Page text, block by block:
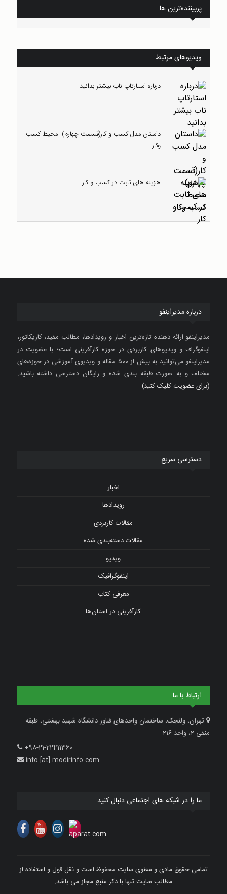
پربیننده‌ترین ها
ویدیوهای مرتبط
درباره استارتاپ ناب بیشتر بدانید
داستان مدل کسب و کار(قسمت چهارم)- محیط کسب
وکار
هزینه های ثابت در کسب و کار
درباره مدیراینفو
مدیراینفو ارائه دهنده تازه‌ترین اخبار و رویدادها، مطالب مفید، کاریکاتور،
اینفوگراف و ویدیوهای کاربردی در حوزه کارآفرینی است؛ با عضویت در
مدیراینفو می‌توانید به بیش از ۵۰۰ مقاله و ویدیوی آموزشی در حوزه‌های
مختلف و به صورت طبقه بندی شده و رایگان دسترسی داشته باشید.
(برای عضویت کلیک کنید)
دسترسی سریع
اخبار
رویدادها
مقالات کاربردی
مقالات دسته‌بندی شده
ویدیو
اینفوگرافیک
معرفی کتاب
کارآفرینی در استان‌ها
ارتباط با ما
تهران، ولنجک، ساختمان واحدهای فناور دانشگاه شهید بهشتی، طبقه
منفی 2، واحد 216
+98-21-22411360
info [at] modirinfo.com
ما را در شبکه های اجتماعی دنبال کنید
تمامی حقوق مادی و معنوی سایت محفوظ است و نقل قول و استفاده از
مطالب سایت تنها با ذکر منبع مجاز می باشد.